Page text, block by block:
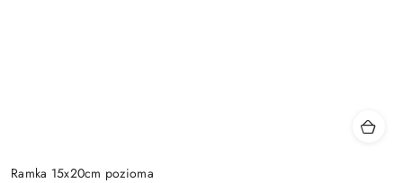
Ramka 15x20cm pozioma